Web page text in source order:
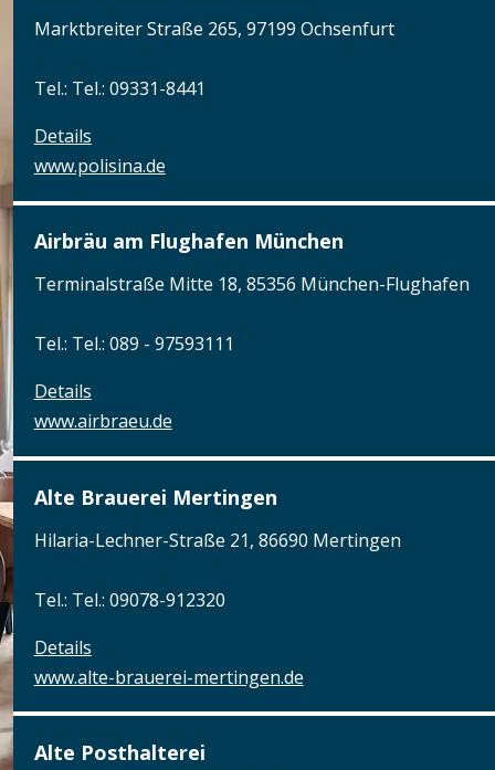
Marktbreiter Straße 265, 97199 Ochsenfurt
Tel.: Tel.: 09331-8441
Details
www.polisina.de
Airbräu am Flughafen München
Terminalstraße Mitte 18, 85356 München-Flughafen
Tel.: Tel.: 089 - 97593111
Details
www.airbraeu.de
Alte Brauerei Mertingen
Hilaria-Lechner-Straße 21, 86690 Mertingen
Tel.: Tel.: 09078-912320
Details
www.alte-brauerei-mertingen.de
Alte Posthalterei